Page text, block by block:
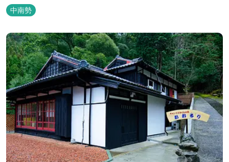
営する「キャンプスタイルの宿やまがら」へ！
中南勢